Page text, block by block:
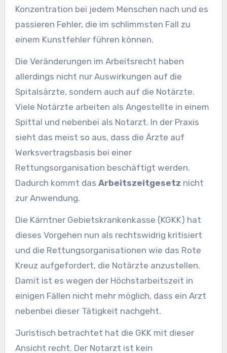
Konzentration bei jedem Menschen nach und es
passieren Fehler, die im schlimmsten Fall zu
einem Kunstfehler führen können.
Die Veränderungen im Arbeitsrecht haben
allerdings nicht nur Auswirkungen auf die
Spitalsärzte, sondern auch auf die Notärzte.
Viele Notärzte arbeiten als Angestellte in einem
Spittal und nebenbei als Notarzt. In der Praxis
sieht das meist so aus, dass die Ärzte auf
Werksvertragsbasis bei einer
Rettungsorganisation beschäftigt werden.
Dadurch kommt das Arbeitszeitgesetz nicht
zur Anwendung.
Die Kärntner Gebietskrankenkasse (KGKK) hat
dieses Vorgehen nun als rechtswidrig kritisiert
und die Rettungsorganisationen wie das Rote
Kreuz aufgefordert, die Notärzte anzustellen.
Damit ist es wegen der Höchstarbeitszeit in
einigen Fällen nicht mehr möglich, dass ein Arzt
nebenbei dieser Tätigkeit nachgeht.
Juristisch betrachtet hat die GKK mit dieser
Ansicht recht. Der Notarzt ist kein